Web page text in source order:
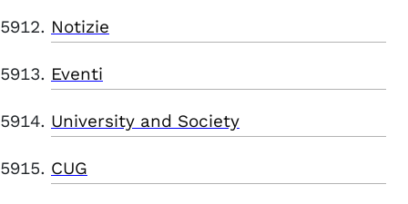
Notizie
Eventi
University and Society
CUG